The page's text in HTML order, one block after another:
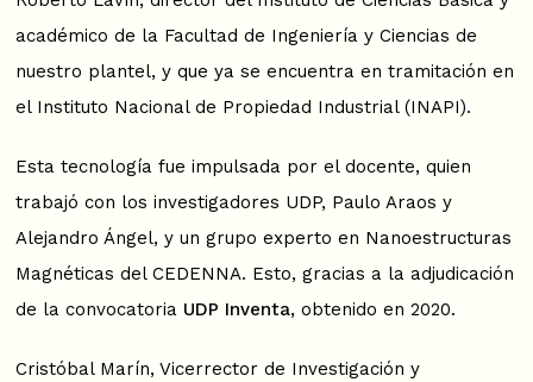
académico de la Facultad de Ingeniería y Ciencias de
nuestro plantel, y que ya se encuentra en tramitación en
el Instituto Nacional de Propiedad Industrial (INAPI).
Esta tecnología fue impulsada por el docente, quien
trabajó con los investigadores UDP, Paulo Araos y
Alejandro Ángel, y un grupo experto en Nanoestructuras
Magnéticas del CEDENNA. Esto, gracias a la adjudicación
de la convocatoria UDP Inventa, obtenido en 2020.
Cristóbal Marín, Vicerrector de Investigación y